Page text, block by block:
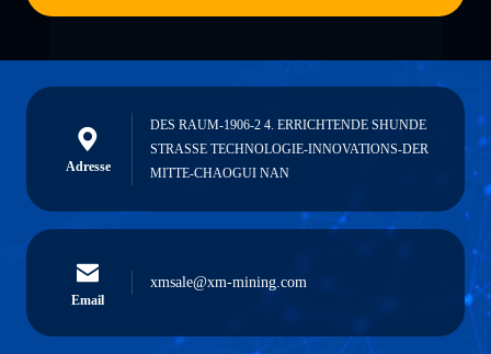
Adresse
DES RAUM-1906-2 4. ERRICHTENDE SHUNDE
STRASSE TECHNOLOGIE-INNOVATIONS-DER
MITTE-CHAOGUI NAN
Email
xmsale@xm-mining.com